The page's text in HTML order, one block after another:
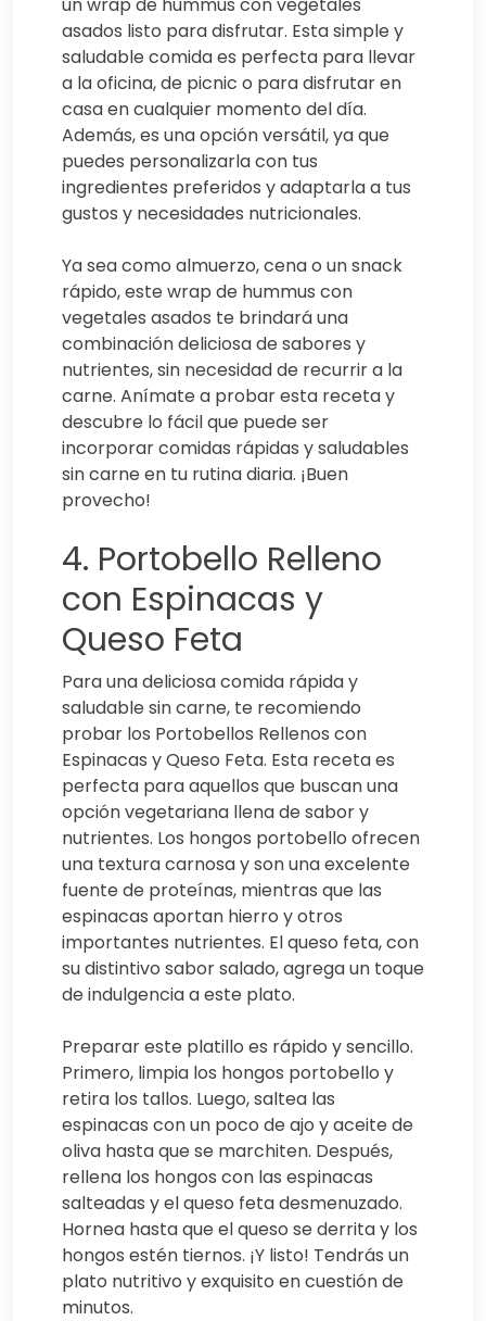
asados listo para disfrutar. Esta simple y
saludable comida es perfecta para llevar
a la oficina, de picnic o para disfrutar en
casa en cualquier momento del día.
Además, es una opción versátil, ya que
puedes personalizarla con tus
ingredientes preferidos y adaptarla a tus
gustos y necesidades nutricionales.
Ya sea como almuerzo, cena o un snack
rápido, este wrap de hummus con
vegetales asados te brindará una
combinación deliciosa de sabores y
nutrientes, sin necesidad de recurrir a la
carne. Anímate a probar esta receta y
descubre lo fácil que puede ser
incorporar comidas rápidas y saludables
sin carne en tu rutina diaria. ¡Buen
provecho!
4. Portobello Relleno
con Espinacas y
Queso Feta
Para una deliciosa comida rápida y
saludable sin carne, te recomiendo
probar los Portobellos Rellenos con
Espinacas y Queso Feta. Esta receta es
perfecta para aquellos que buscan una
opción vegetariana llena de sabor y
nutrientes. Los hongos portobello ofrecen
una textura carnosa y son una excelente
fuente de proteínas, mientras que las
espinacas aportan hierro y otros
importantes nutrientes. El queso feta, con
su distintivo sabor salado, agrega un toque
de indulgencia a este plato.
Preparar este platillo es rápido y sencillo.
Primero, limpia los hongos portobello y
retira los tallos. Luego, saltea las
espinacas con un poco de ajo y aceite de
oliva hasta que se marchiten. Después,
rellena los hongos con las espinacas
salteadas y el queso feta desmenuzado.
Hornea hasta que el queso se derrita y los
hongos estén tiernos. ¡Y listo! Tendrás un
plato nutritivo y exquisito en cuestión de
minutos.